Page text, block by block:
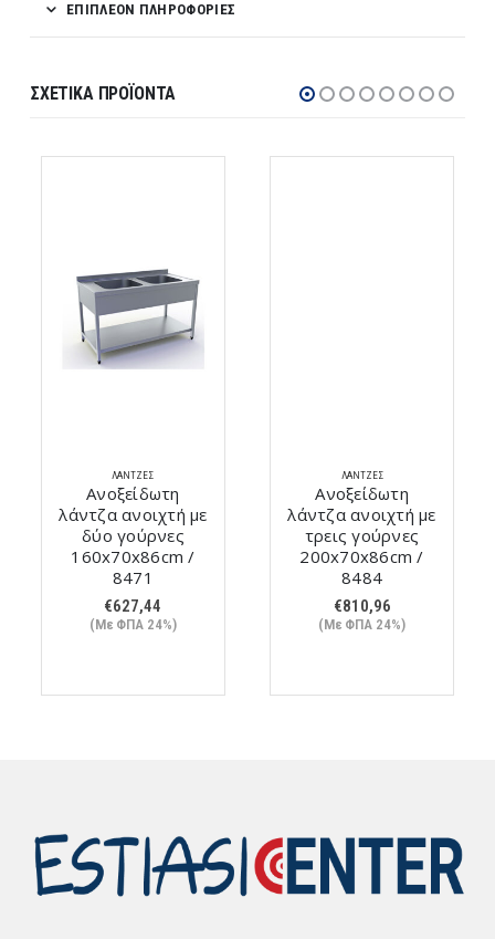
ΕΠΙΠΛΈΟΝ ΠΛΗΡΟΦΟΡΊΕΣ
ΣΧΕΤΙΚΆ ΠΡΟΪΌΝΤΑ
ΛΆΝΤΖΕΣ
Ανοξείδωτη
λάντζα ανοιχτή με
δύο γούρνες
160x70x86cm /
8471
€627,44
(Με ΦΠΑ 24%)
ΛΆΝΤΖΕΣ
Ανοξείδωτη
λάντζα ανοιχτή με
τρεις γούρνες
200x70x86cm /
8484
€810,96
(Με ΦΠΑ 24%)